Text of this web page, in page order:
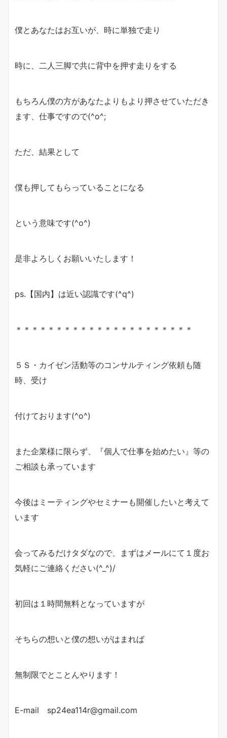
僕とあなたはお互いが、時に単独で走り
時に、二人三脚で共に背中を押す走りをする
もちろん僕の方があなたよりもより押させていただき
ます、仕事ですので(^o^;
ただ、結果として
僕も押してもらっていることになる
という意味です(^o^)
是非よろしくお願いいたします！
ps.【国内】は近い認識です(^q^)
＊＊＊＊＊＊＊＊＊＊＊＊＊＊＊＊＊＊＊＊＊＊
５Ｓ・カイゼン活動等のコンサルティング依頼も随
時、受け
付けております(^o^)
また企業様に限らず、『個人で仕事を始めたい』等の
ご相談も承っています
今後はミーティングやセミナーも開催したいと考えて
います
会ってみるだけタダなので、まずはメールにて１度お
気軽にご連絡ください(^_^)/
初回は１時間無料となっていますが
そちらの想いと僕の想いがはまれば
無制限でとことんやります！
E-mail sp24ea114r@gmail.com